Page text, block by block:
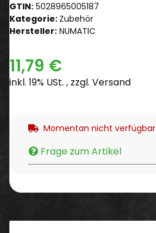
GTIN: 5028965005187
Kategorie: Zubehör
Hersteller: NUMATIC
11,79 €
inkl. 19% USt. , zzgl. Versand
Momentan nicht verfügbar
Frage zum Artikel